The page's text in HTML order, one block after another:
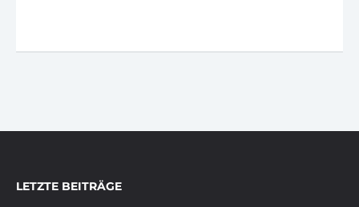
LETZTE BEITRÄGE